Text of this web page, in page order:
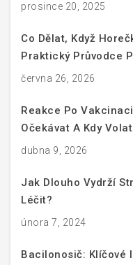
prosince 20, 2025
Co Dělat, Když
Praktický Průvodce
června 26, 2026
Reakce Po
Očekávat A Kdy
dubna 9, 2026
Jak Dlouho Vydrží
Léčit?
února 7, 2024
Bacilonosič: Klíčové